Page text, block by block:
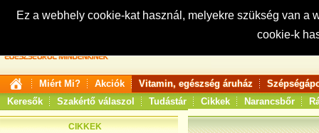
Ez a webhely cookie-kat használ, melyekre szükség van
cookie-k
Keresés:
Miért Mi? Akciók Vitamin, egészség áruház
Keresők
Szakértő válaszol Tudástár Cikkek Narancsbőr
CIKKEK